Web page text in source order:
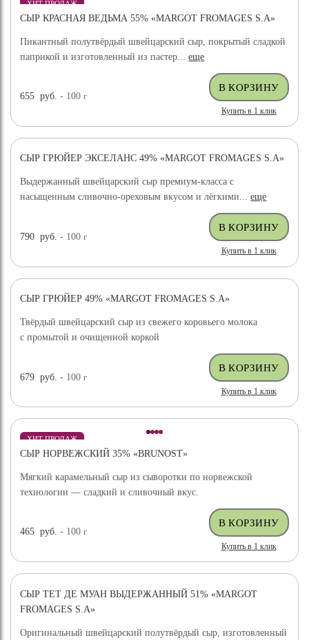
ХИТ ПРОДАЖ
СЫР КРАСНАЯ ВЕДЬМА 55% «MARGOT FROMAGES S.A»
Пикантный полутвёрдый швейцарский сыр, покрытый сладкой
паприкой и изготовленный из пастер...еще
655 руб. - 100г
Купить в 1 клик
ХИТ ПРОДАЖ
СЫР ГРЮЙЕР ЭКСЕЛАНС 49% «MARGOT FROMAGES S.A»
Выдержанный швейцарский сыр премиум-класса с
насыщенным сливочно-ореховым вкусом и лёгкими...еще
790 руб. - 100г
Купить в 1 клик
ХИТ ПРОДАЖ
СЫР ГРЮЙЕР 49% «MARGOT FROMAGES S.A»
Твёрдый швейцарский сыр из свежего коровьего молока
с промытой и очищенной коркой
679 руб. - 100г
Купить в 1 клик
ХИТ ПРОДАЖ
СЫР НОРВЕЖСКИЙ 35% «BRUNOST»
Мягкий карамельный сыр из сыворотки по норвежской
технологии — сладкий и сливочный вкус.
465 руб. - 100г
Купить в 1 клик
СЫР ТЕТ ДЕ МУАН ВЫДЕРЖАННЫЙ 51% «MARGOT
FROMAGES S.A»
Оригинальный швейцарский полутвёрдый сыр, изготовленный